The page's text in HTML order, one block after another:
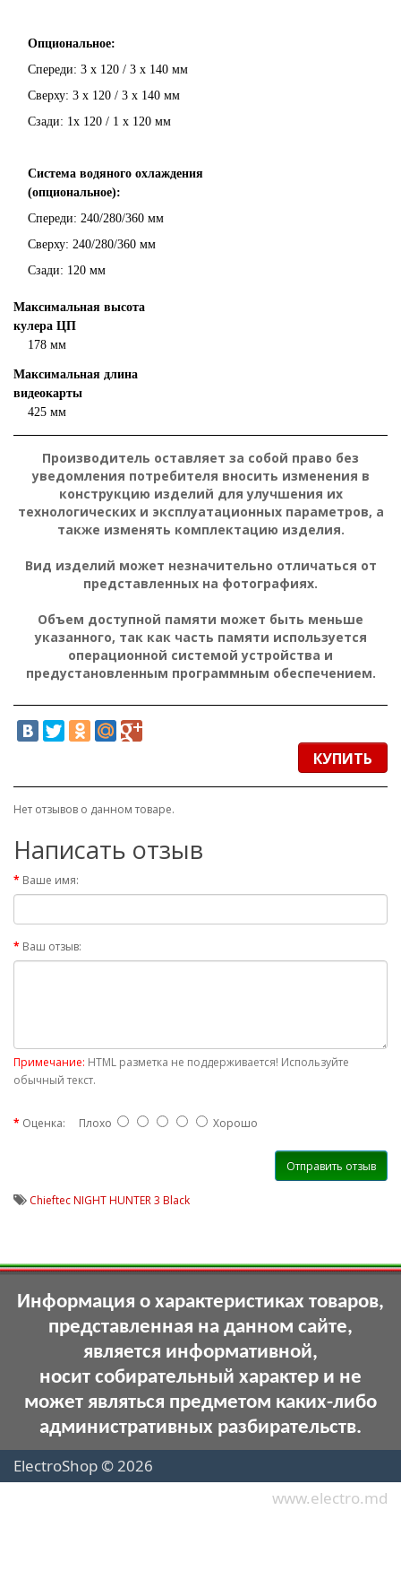
Опциональное:
Спереди: 3 x 120 / 3 x 140 мм
Сверху: 3 x 120 / 3 x 140 мм
Сзади: 1x 120 / 1 x 120 мм
Система водяного охлаждения
(опциональное):
Спереди: 240/280/360 мм
Сверху: 240/280/360 мм
Сзади: 120 мм
Максимальная высота
кулера ЦП
178 мм
Максимальная длина
видеокарты
425 мм
Производитель оставляет за собой право без
уведомления потребителя вносить изменения в
конструкцию изделий для улучшения их
технологических и эксплуатационных параметров, а
также изменять комплектацию изделия.
Вид изделий может незначительно отличаться от
представленных на фотографиях.
Объем доступной памяти может быть меньше
указанного, так как часть памяти используется
операционной системой устройства и
предустановленным программным обеспечением.
КУПИТЬ
Нет отзывов о данном товаре.
Написать отзыв
Ваше имя:
Ваш отзыв:
Примечание: HTML разметка не поддерживается! Используйте
обычный текст.
Оценка: Плохо Хорошо
Отправить отзыв
Chieftec NIGHT HUNTER 3 Black
Информация о характеристиках товаров,
представленная на данном сайте,
является информативной,
носит собирательный характер и не
может являться предметом каких-либо
административных разбирательств.
ElectroShop © 2026
www.electro.md